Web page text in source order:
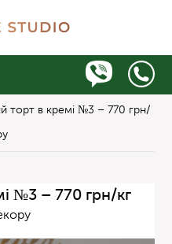
торт в кремі №3 – 770 грн/
№3 – 770 грн/кг